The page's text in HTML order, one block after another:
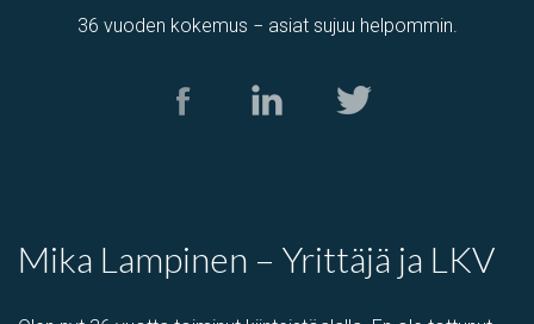
36 vuoden kokemus − asiat sujuu helpommin.
Mika Lampinen – Yrittäjä ja LKV